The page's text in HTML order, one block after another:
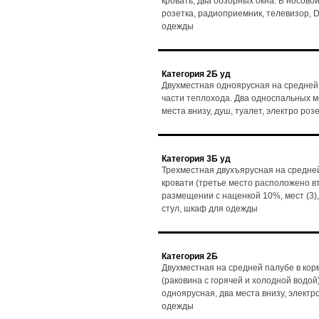
розетка, радиоприемник, телевизор,
одежды
Категория 2Б уд
Двухместная одноярусная на
части теплохода. Два односпальных
места внизу, душ, туалет, электро
Категория 3Б уд
Трехместная двухъярусная на
кровати (третье место расположено
размещении с наценкой 10%, мест
стул, шкаф для одежды
Категория 2Б
Двухместная на средней палубе в
(раковина с горячей и холодной
одноярусная, два места внизу,
одежды